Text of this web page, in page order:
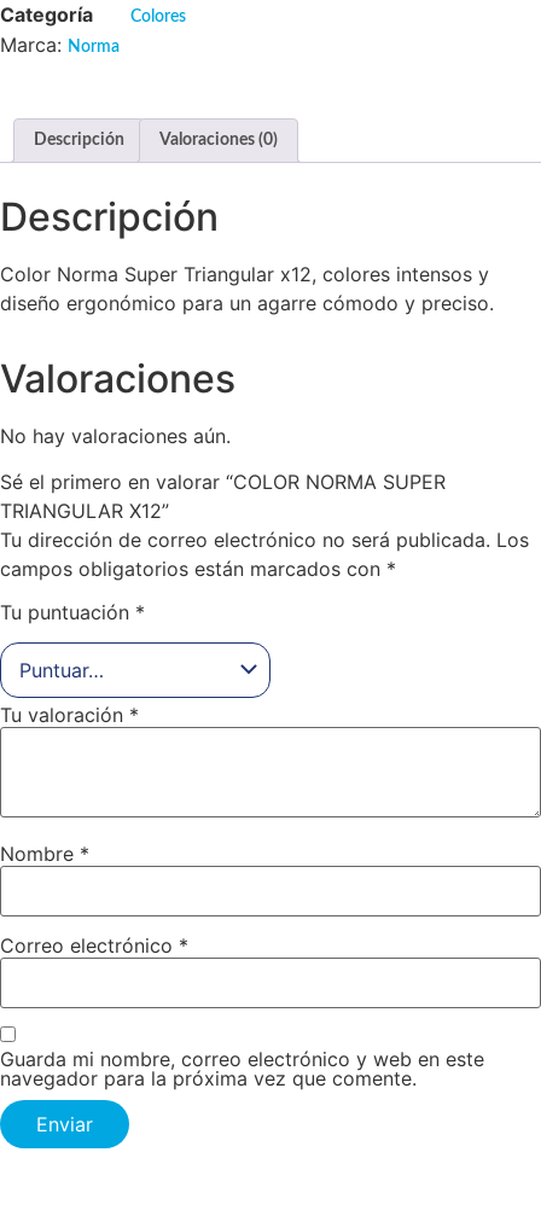
Categoría
Colores
Marca: Norma
Descripción Valoraciones (0)
Descripción
Color Norma Super Triangular x12, colores intensos y
diseño ergonómico para un agarre cómodo y preciso.
Valoraciones
No hay valoraciones aún.
Sé el primero en valorar “COLOR NORMA SUPER
TRIANGULAR X12”
Tu dirección de correo electrónico no será publicada. Los
campos obligatorios están marcados con *
Tu puntuación *
Tu valoración *
Nombre *
Correo electrónico *
Guarda mi nombre, correo electrónico y web en este
navegador para la próxima vez que comente.